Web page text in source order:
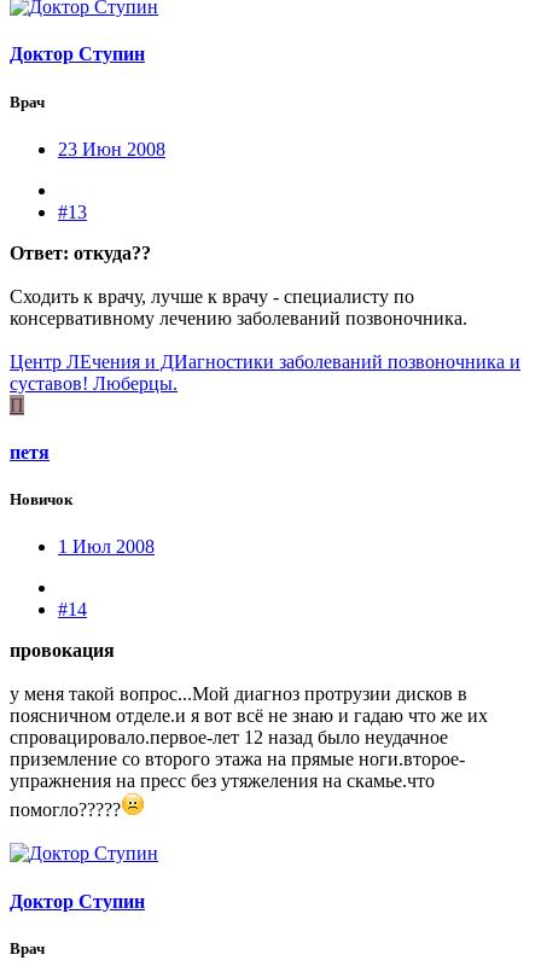
Доктор Ступин
Врач
23 Июн 2008
#13
Ответ: откуда??
Сходить к врачу, лучше к врачу - специалисту по
консервативному лечению заболеваний позвоночника.
Центр ЛЕчения и ДИагностики заболеваний позвоночника и
суставов! Люберцы.
П
петя
Новичок
1 Июл 2008
#14
провокация
у меня такой вопрос...Мой диагноз протрузии дисков в
поясничном отделе.и я вот всё не знаю и гадаю что же их
спровацировало.первое-лет 12 назад было неудачное
приземление со второго этажа на прямые ноги.второе-
упражнения на пресс без утяжеления на скамье.что
помогло?????
Доктор Ступин
Врач